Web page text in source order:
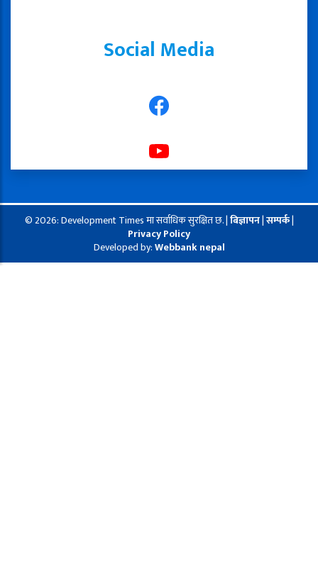
Social Media
© 2026: Development Times मा सर्वाधिक सुरक्षित छ. |बिज्ञापन|सम्पर्क|
Privacy Policy
Developed by:Webbank nepal